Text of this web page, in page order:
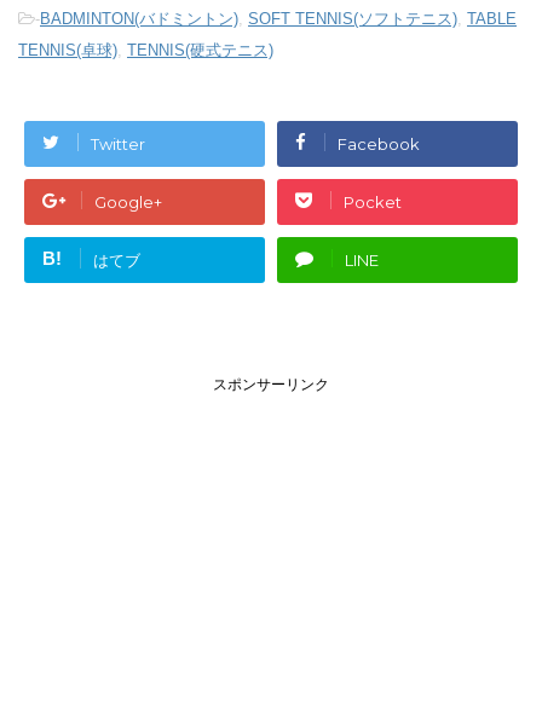
-BADMINTON(バドミントン), SOFT TENNIS(ソフトテニス), TABLE
TENNIS(卓球), TENNIS(硬式テニス)
Twitter Facebook
Google+ Pocket
B! はてブ LINE
スポンサーリンク